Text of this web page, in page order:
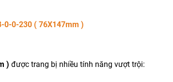
0-0-230 ( 76X147mm )
) được trang bị nhiều tính năng vượt trội: